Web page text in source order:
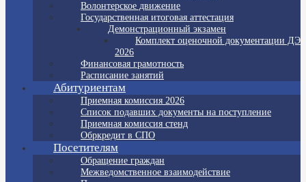
Волонтерское движение
Государственная итоговая аттестация
Демонстрационный экзамен
Комплект оценочной документации ДЭ
2026
Финансовая грамотность
Расписание занятий
Абитуриентам
Приемная комиссия 2026
Список подавших документы на поступление
Приемная комиссия стенд
Обркредит в СПО
Посетителям
Обращение граждан
Межведомственное взаимодействие